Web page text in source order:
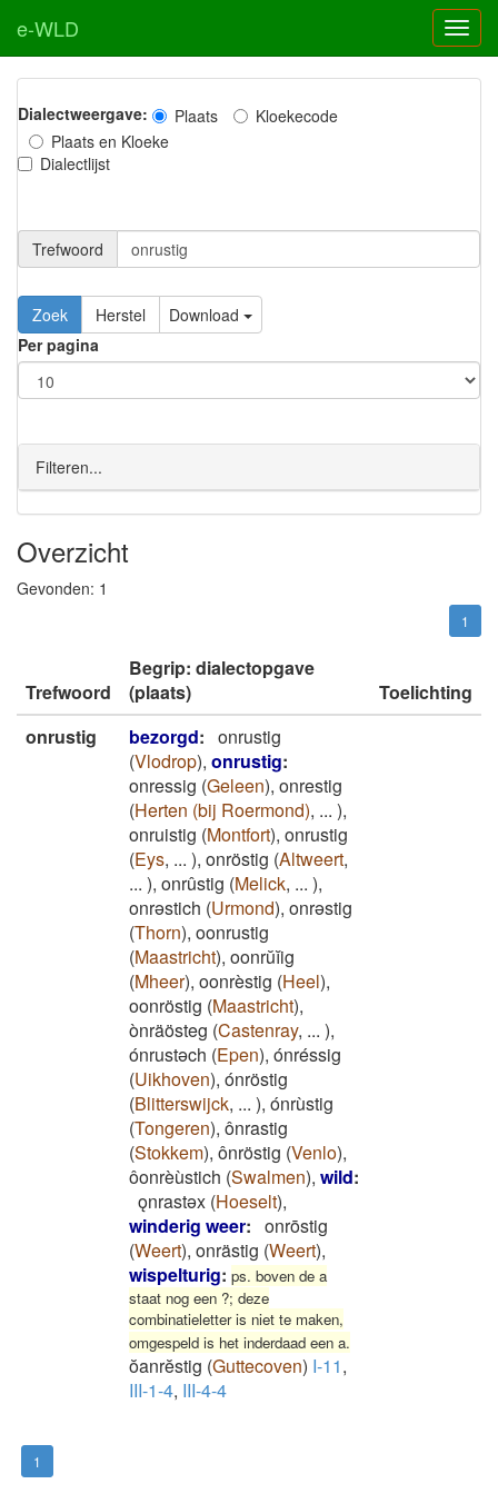
e-WLD
Dialectweergave: Plaats
Kloekecode
Plaats en Kloeke
Dialectlijst
Trefwoord
Download
Per pagina
Filteren...
Overzicht
Gevonden: 1
1
Trefwoord
Begrip: dialectopgave
(plaats)
Toelichting
onrustig
bezorgd: onrustig
(Vlodrop), onrustig:
onressig (Geleen), onrestig
(Herten (bij Roermond), ... ),
onruistig (Montfort), onrustig
(Eys, ... ), onröstig (Altweert,
... ), onrûstig (Melick, ... ),
onrəstich (Urmond), onrəstig
(Thorn), oonrustig
(Maastricht), oonrŭĭig
(Mheer), oonrèstig (Heel),
oonröstig (Maastricht),
ònräösteg (Castenray, ... ),
ónrustəch (Epen), ónréssig
(Uikhoven), ónröstig
(Blitterswijck, ... ), ónrùstig
(Tongeren), ônrastig
(Stokkem), ônröstig (Venlo),
ôonrèùstich (Swalmen), wild:
ǫnrastǝx (Hoeselt),
winderig weer: onrōstig
(Weert), onrästig (Weert),
wispelturig: ps. boven de a
staat nog een ?; deze
combinatieletter is niet te maken,
omgespeld is het inderdaad een a.
ŏanrĕstig (Guttecoven) I-11,
III-1-4, III-4-4
1